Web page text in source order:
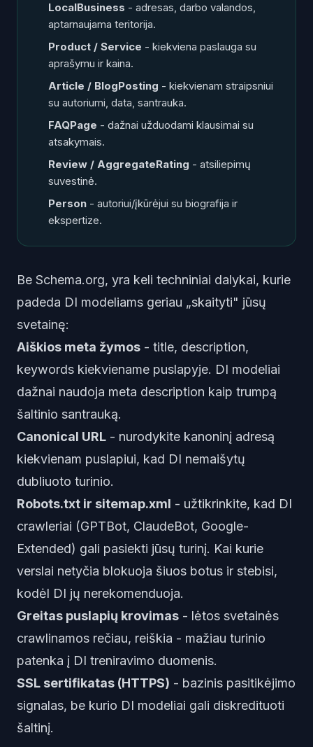
LocalBusiness - adresas, darbo valandos,
aptarnaujama teritorija.
Product / Service - kiekviena paslauga su
aprašymu ir kaina.
Article / BlogPosting - kiekvienam straipsniui
su autoriumi, data, santrauka.
FAQPage - dažnai užduodami klausimai su
atsakymais.
Review / AggregateRating - atsiliepimų
suvestinė.
Person - autoriui/įkūrėjui su biografija ir
ekspertize.
Be Schema.org, yra keli techniniai dalykai, kurie
padeda DI modeliams geriau „skaityti" jūsų
svetainę:
Aiškios meta žymos - title, description,
keywords kiekviename puslapyje. DI modeliai
dažnai naudoja meta description kaip trumpą
šaltinio santrauką.
Canonical URL - nurodykite kanoninį adresą
kiekvienam puslapiui, kad DI nemaišytų
dubliuoto turinio.
Robots.txt ir sitemap.xml - užtikrinkite, kad DI
crawleriai (GPTBot, ClaudeBot, Google-
Extended) gali pasiekti jūsų turinį. Kai kurie
verslai netyčia blokuoja šiuos botus ir stebisi,
kodėl DI jų nerekomenduoja.
Greitas puslapių krovimas - lėtos svetainės
crawlinamos rečiau, reiškia - mažiau turinio
patenka į DI treniravimo duomenis.
SSL sertifikatas (HTTPS) - bazinis pasitikėjimo
signalas, be kurio DI modeliai gali diskredituoti
šaltinį.